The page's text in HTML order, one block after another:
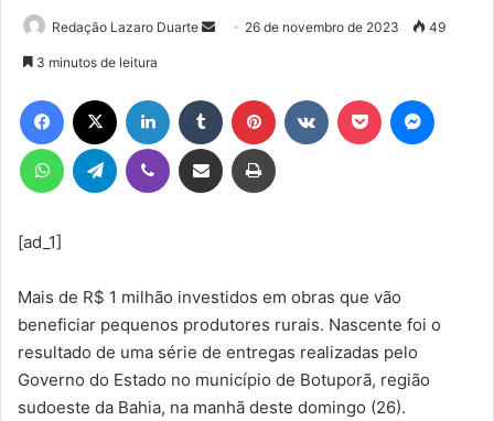
Redação Lazaro Duarte
Mande
mail
26 de novembro de 2023 49
3 minutos de leitura
Facebook Linkedin Tumblr Pinterest Pocket
WhatsAppTelegram Viber Compartilhar via e-mail Imprimir
[ad_1]
Mais de R$ 1 milhão investidos em obras que vão
beneficiar pequenos produtores rurais. Nascente foi o
resultado de uma série de entregas realizadas pelo
Governo do Estado no município de Botuporã, região
sudoeste da Bahia, na manhã deste domingo (26).